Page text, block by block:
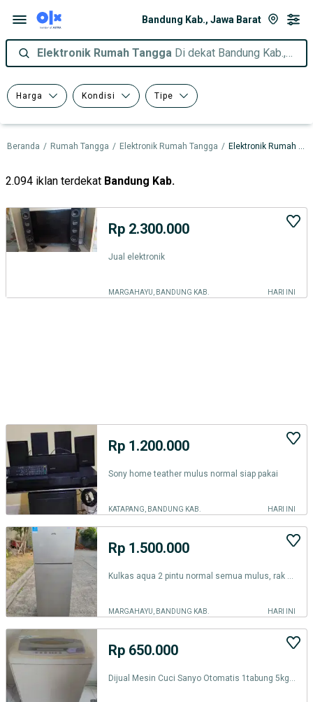
Bandung Kab., Jawa Barat
Elektronik Rumah Tangga Di dekat Bandung Kab., Jawa Barat
Harga Kondisi Tipe
Beranda / Rumah Tangga / Elektronik Rumah Tangga / Elektronik Rumah Tangga dalam Jawa Barat
2.094 iklan terdekat Bandung Kab.
Rp 2.300.000
Jual elektronik
MARGAHAYU, BANDUNG KAB. HARI INI
Rp 1.200.000
Sony home teather mulus normal siap pakai
KATAPANG, BANDUNG KAB. HARI INI
Rp 1.500.000
MARGAHAYU, BANDUNG KAB. HARI INI
Rp 650.000